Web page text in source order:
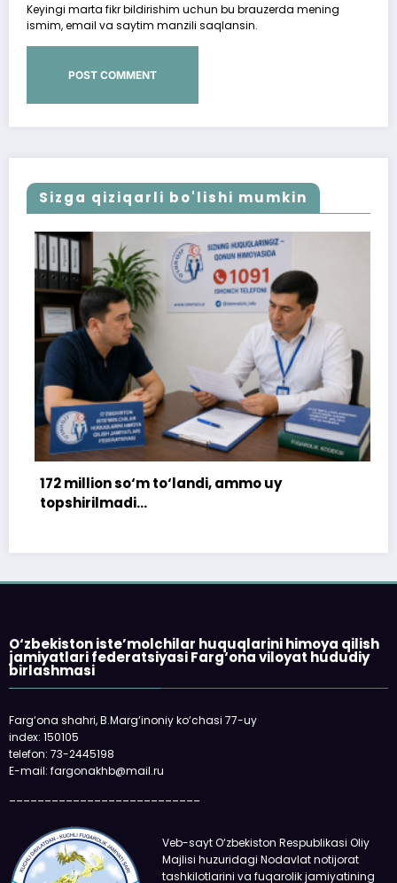
Keyingi marta fikr bildirishim uchun bu brauzerda mening
ismim, email va saytim manzili saqlansin.
Sizga qiziqarli bo'lishi mumkin
so‘m to‘landi, ammo uy
O‘zbekiston iste’molchilar huquqlarini himoya qilish
jamiyatlari federatsiyasi Farg‘ona viloyat hududiy
birlashmasi
Farg‘ona shahri, B.Marg‘inoniy ko‘chasi 77-uy
telefon: 73-2445198
E-mail: fargonakhb@mail.ru